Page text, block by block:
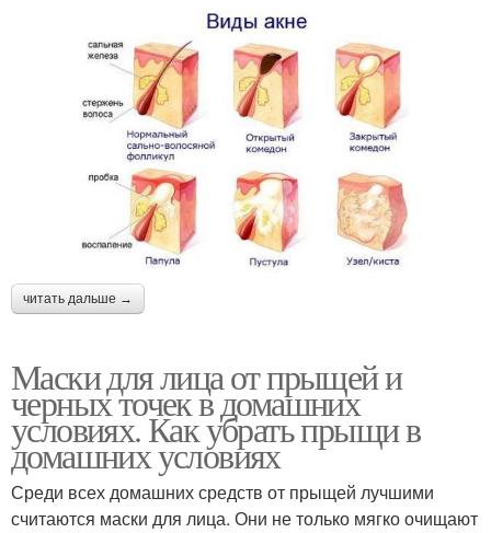
читать дальше →
Маски для лица от прыщей и
черных точек в домашних
условиях. Как убрать прыщи в
домашних условиях
Среди всех домашних средств от прыщей лучшими
считаются маски для лица. Они не только мягко очищают